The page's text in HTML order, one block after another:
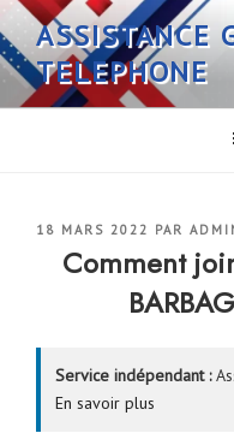
Aller
au
contenu
principal
ASSISTANCE
TELEPHONE
PUBLIÉ
18 MARS 2022 PAR
Comment
Service indépendant :
En savoir plus